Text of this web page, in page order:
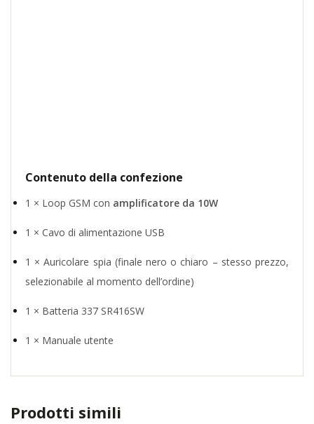
Contenuto della confezione
1 × Loop GSM con amplificatore da 10W
1 × Cavo di alimentazione USB
1 × Auricolare spia (finale nero o chiaro – stesso prezzo,
selezionabile al momento dell’ordine)
1 × Batteria 337 SR416SW
1 × Manuale utente
Prodotti simili